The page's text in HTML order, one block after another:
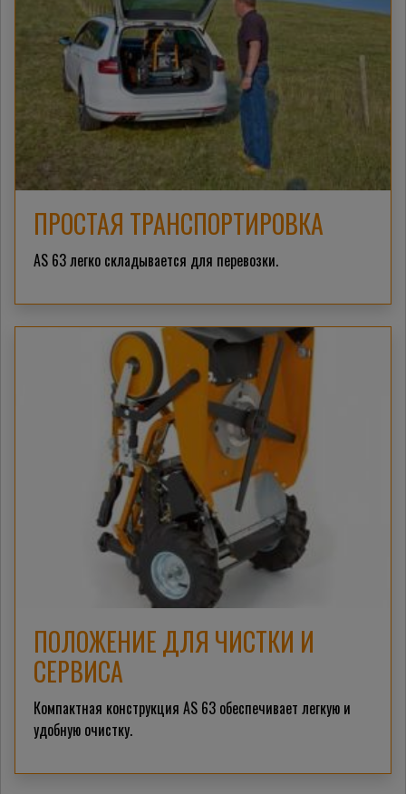
ПРОСТАЯ ТРАНСПОРТИРОВКА
AS 63 легко складывается для перевозки.
ПОЛОЖЕНИЕ ДЛЯ ЧИСТКИ И
СЕРВИСА
Компактная конструкция AS 63 обеспечивает легкую и
удобную очистку.